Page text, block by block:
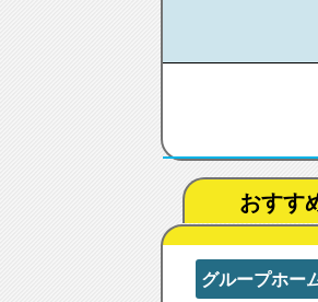
おすす
グループホー